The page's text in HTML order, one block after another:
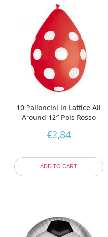
10 Palloncini in Lattice All
Around 12″ Pois Rosso
€2,84
ADD TO CART